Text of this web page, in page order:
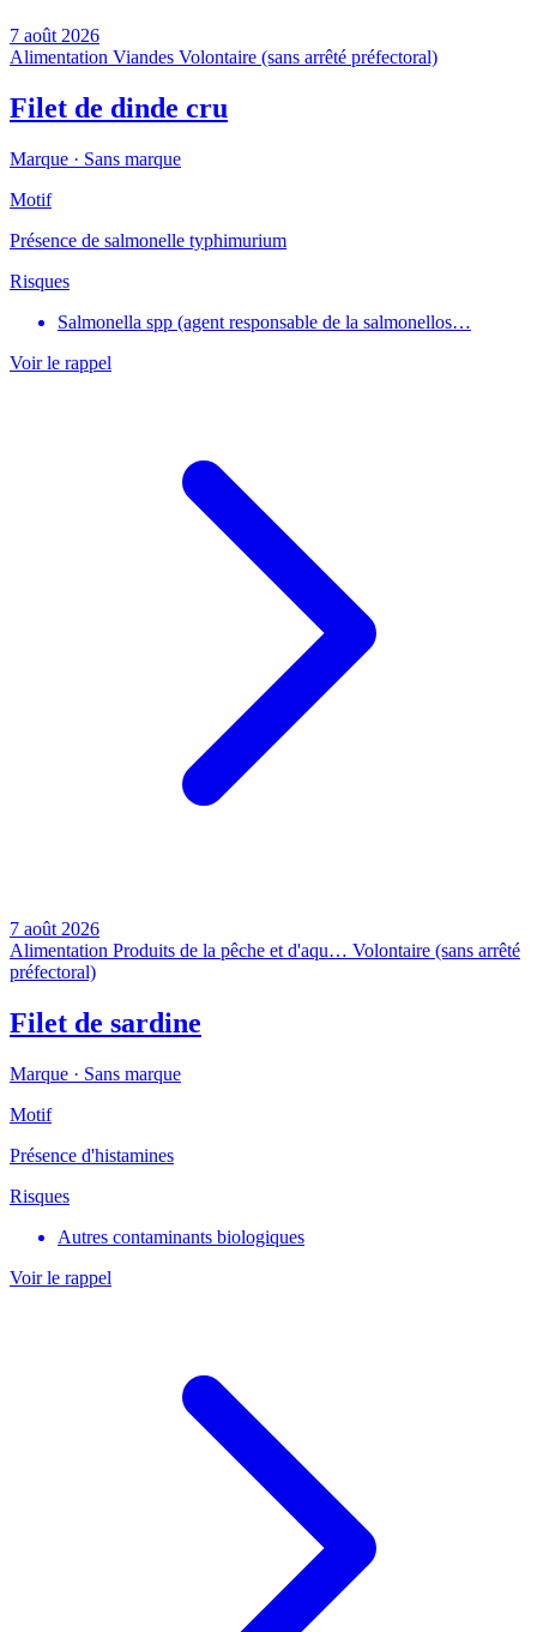
7 août 2026
Alimentation Viandes Volontaire (sans arrêté préfectoral)
Filet de dinde cru
Marque · Sans marque
Motif
Présence de salmonelle typhimurium
Risques
Salmonella spp (agent responsable de la salmonellos…
Voir le rappel
7 août 2026
Alimentation Produits de la pêche et d'aqu… Volontaire (sans arrêté
préfectoral)
Filet de sardine
Marque · Sans marque
Motif
Présence d'histamines
Risques
Autres contaminants biologiques
Voir le rappel